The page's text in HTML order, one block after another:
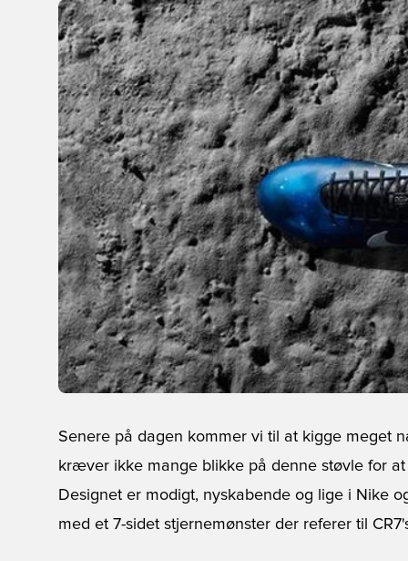
Senere på dagen kommer vi til at kigge meget
kræver ikke mange blikke på denne støvle for
Designet er modigt, nyskabende og lige i Nike
med et 7-sidet stjernemønster der referer til